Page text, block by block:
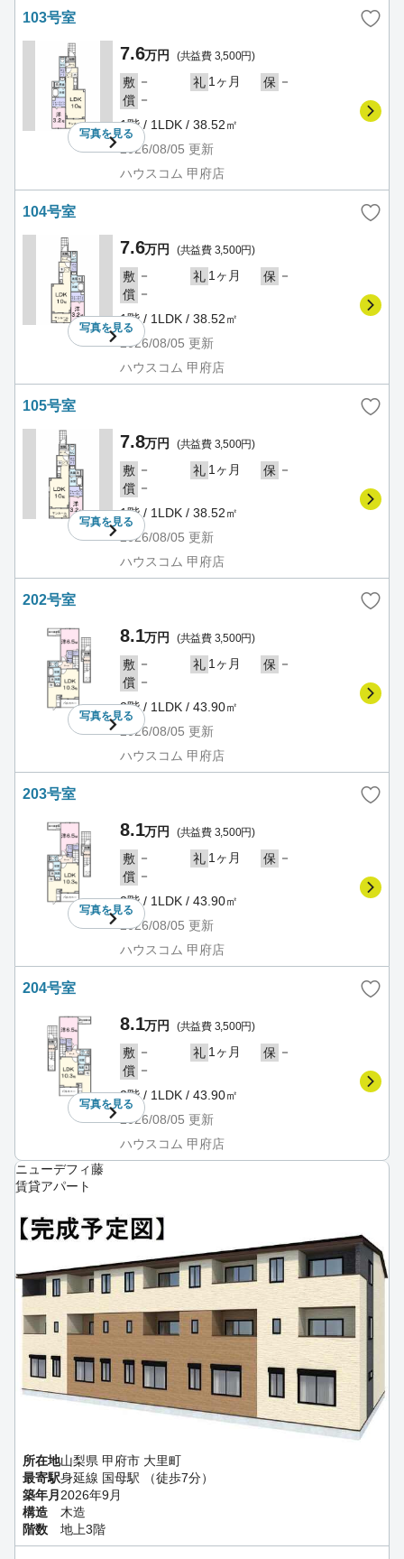
103号室
写真を見る
7.6万円 (共益費 3,500円)
敷 － 礼 1ヶ月 保 －
償 －
1階 / 1LDK / 38.52㎡
2026/08/05 更新
ハウスコム 甲府店
104号室
写真を見る
7.6万円 (共益費 3,500円)
敷 － 礼 1ヶ月 保 －
償 －
1階 / 1LDK / 38.52㎡
2026/08/05 更新
ハウスコム 甲府店
105号室
写真を見る
7.8万円 (共益費 3,500円)
敷 － 礼 1ヶ月 保 －
償 －
1階 / 1LDK / 38.52㎡
2026/08/05 更新
ハウスコム 甲府店
202号室
写真を見る
8.1万円 (共益費 3,500円)
敷 － 礼 1ヶ月 保 －
償 －
2階 / 1LDK / 43.90㎡
2026/08/05 更新
ハウスコム 甲府店
203号室
写真を見る
8.1万円 (共益費 3,500円)
敷 － 礼 1ヶ月 保 －
償 －
2階 / 1LDK / 43.90㎡
2026/08/05 更新
ハウスコム 甲府店
204号室
写真を見る
8.1万円 (共益費 3,500円)
敷 － 礼 1ヶ月 保 －
償 －
2階 / 1LDK / 43.90㎡
2026/08/05 更新
ハウスコム 甲府店
ニューデフィ藤
賃貸アパート
所在地山梨県 甲府市 大里町
最寄駅身延線 国母駅 （徒歩7分）
築年月 2026年9月
構造
木造
階数
地上3階